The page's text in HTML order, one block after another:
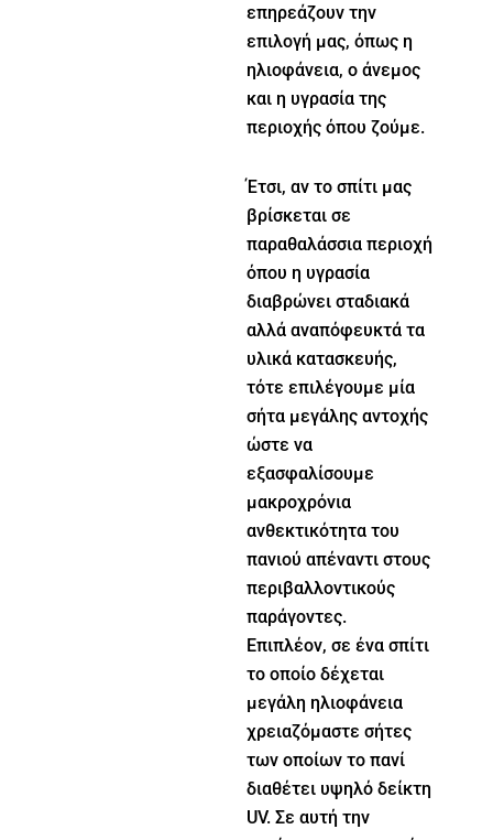
επηρεάζουν την
επιλογή μας, όπως η
ηλιοφάνεια, ο άνεμος
και η υγρασία της
περιοχής όπου ζούμε.
Έτσι, αν το σπίτι μας
βρίσκεται σε
παραθαλάσσια περιοχή
όπου η υγρασία
διαβρώνει σταδιακά
αλλά αναπόφευκτά τα
υλικά κατασκευής,
τότε επιλέγουμε μία
σήτα μεγάλης αντοχής
ώστε να
εξασφαλίσουμε
μακροχρόνια
ανθεκτικότητα του
πανιού απέναντι στους
περιβαλλοντικούς
παράγοντες.
Επιπλέον, σε ένα σπίτι
το οποίο δέχεται
μεγάλη ηλιοφάνεια
χρειαζόμαστε σήτες
των οποίων το πανί
διαθέτει υψηλό δείκτη
UV. Σε αυτή την